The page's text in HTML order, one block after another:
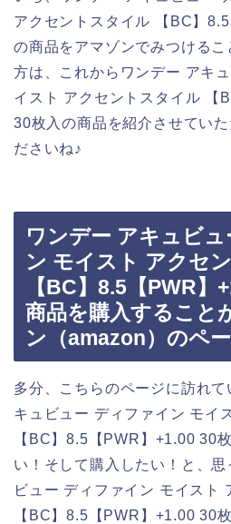
アクセントスタイル 【BC】
の商品をアマゾンでみつけるこ
方は、これからワンデー アキ
イスト アクセントスタイル 【
30枚入の商品を紹介させてい
ださいね♪
ワンデー アキュビ
ン モイスト アクセ
【BC】8.5【PWR】
商品を購入すること
ン（amazon）のペ
多分、こちらのページに訪れ
キュビュー ディファイン モイ
【BC】8.5【PWR】+1.00 30
い！そして購入したい！と、思
ビュー ディファイン モイスト
【BC】8.5【PWR】+1.00 30